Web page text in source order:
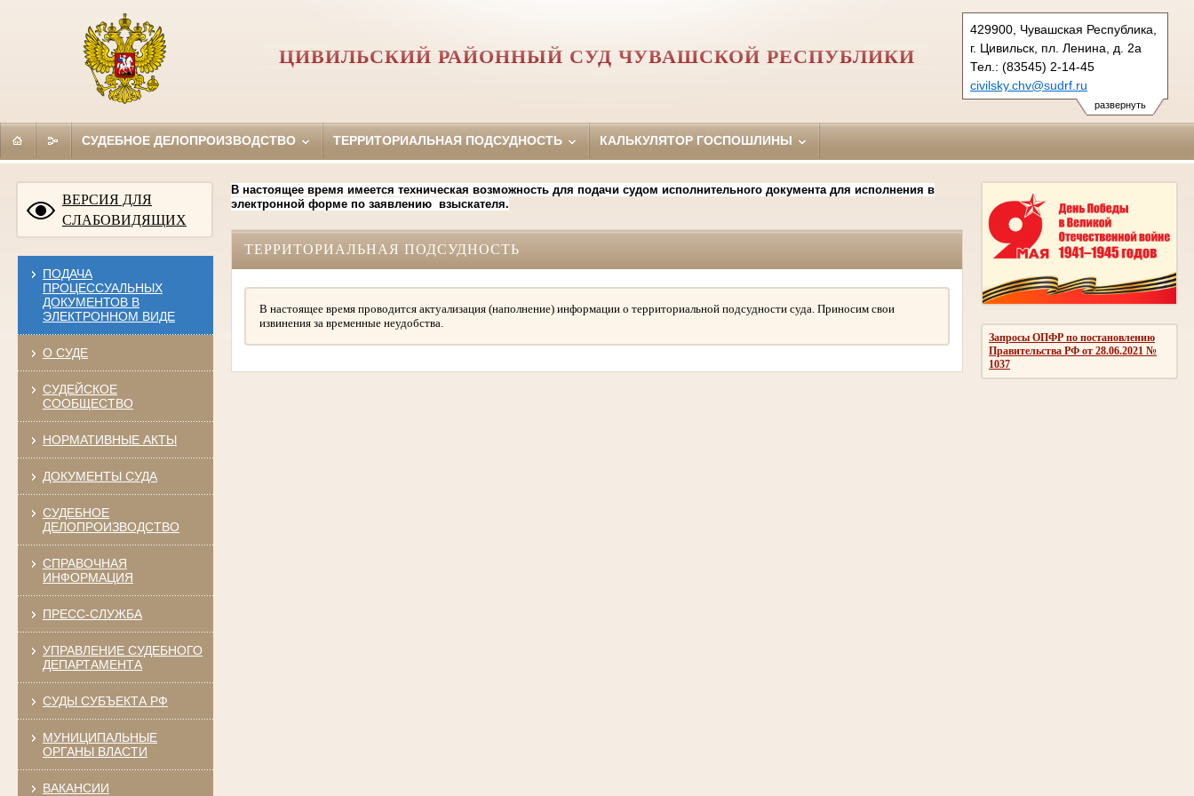
развернуть
429900, Чувашская Республика,
г. Цивильск, пл. Ленина, д. 2а
Тел.: (83545) 2-14-45
civilsky.chv@sudrf.ru
ЦИВИЛЬСКИЙ РАЙОННЫЙ СУД ЧУВАШСКОЙ РЕСПУБЛИКИ
СУДЕБНОЕ ДЕЛОПРОИЗВОДСТВО ТЕРРИТОРИАЛЬНАЯ ПОДСУДНОСТЬ КАЛЬКУЛЯТОР ГОСПОШЛИНЫ
ВЕРСИЯ ДЛЯ
СЛАБОВИДЯЩИХ
ПОДАЧА
ПРОЦЕССУАЛЬНЫХ
ДОКУМЕНТОВ В
ЭЛЕКТРОННОМ ВИДЕ
О СУДЕ
СУДЕЙСКОЕ
СООБЩЕСТВО
НОРМАТИВНЫЕ АКТЫ
ДОКУМЕНТЫ СУДА
СУДЕБНОЕ
ДЕЛОПРОИЗВОДСТВО
СПРАВОЧНАЯ
ИНФОРМАЦИЯ
ПРЕСС-СЛУЖБА
УПРАВЛЕНИЕ СУДЕБНОГО
ДЕПАРТАМЕНТА
СУДЫ СУБЪЕКТА РФ
МУНИЦИПАЛЬНЫЕ
ОРГАНЫ ВЛАСТИ
ВАКАНСИИ
Запросы ОПФР по постановлению
Правительства РФ от 28.06.2021 №
1037
В настоящее время имеется техническая возможность для подачи судом исполнительного документа для исполнения в
электронной форме по заявлению взыскателя.
ТЕРРИТОРИАЛЬНАЯ ПОДСУДНОСТЬ
В настоящее время проводится актуализация (наполнение) информации о территориальной подсудности суда. Приносим свои
извинения за временные неудобства.